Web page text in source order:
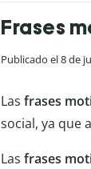
Frases
Publicado el 8 de
Las frases
social, ya que
Las frases